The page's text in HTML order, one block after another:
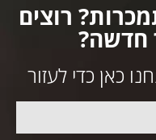
רוצים
כדי לעזור